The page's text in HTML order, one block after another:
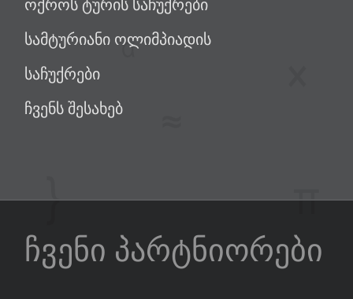
ოქროს ტურის საჩუქრები
სამტურიანი ოლიმპიადის
საჩუქრები
ჩვენს შესახებ
ჩვენი პარტნიორები